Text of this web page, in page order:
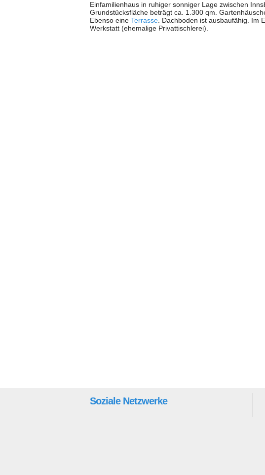
Einfamilienhaus in ruhiger sonniger Lage zwischen
Grundstücksfläche beträgt ca. 1.300 qm.
Ebenso eine Terrasse . Dachboden ist ausbaufähig. Im
Werkstatt (ehemalige Privattischlerei).
Soziale Netzwerke